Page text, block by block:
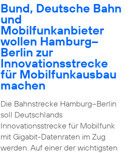
Bund, Deutsche Bahn
und
Mobilfunkanbieter
wollen Hamburg–
Berlin zur
Innovationsstrecke
für Mobilfunkausbau
machen
Die Bahnstrecke Hamburg–Berlin
soll Deutschlands
Innovationsstrecke für Mobilfunk
mit Gigabit-Datenraten im Zug
werden. Auf einer der wichtigsten